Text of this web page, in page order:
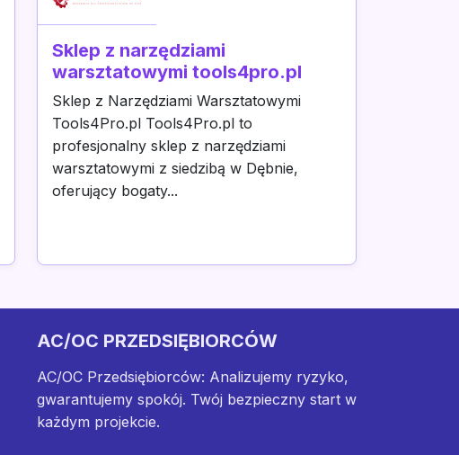
Sklep z narzędziami
warsztatowymi tools4pro.pl
Sklep z Narzędziami Warsztatowymi
Tools4Pro.pl Tools4Pro.pl to
profesjonalny sklep z narzędziami
warsztatowymi z siedzibą w Dębnie,
oferujący bogaty...
AC/OC PRZEDSIĘBIORCÓW
AC/OC Przedsiębiorców: Analizujemy ryzyko,
gwarantujemy spokój. Twój bezpieczny start w
każdym projekcie.